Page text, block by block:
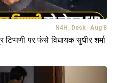
N4H_Desk | Aug 8
पर फंसे विधायक सुधीर शर्मा